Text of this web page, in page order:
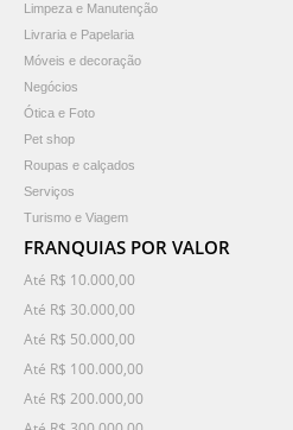
Limpeza e Manutenção
Livraria e Papelaria
Móveis e decoração
Negócios
Ótica e Foto
Pet shop
Roupas e calçados
Serviços
Turismo e Viagem
FRANQUIAS POR VALOR
Até R$ 10.000,00
Até R$ 30.000,00
Até R$ 50.000,00
Até R$ 100.000,00
Até R$ 200.000,00